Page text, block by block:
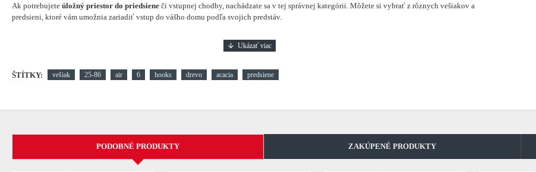
Ak potrebujete úložný priestor do priedsiene či vstupnej chodby, nachádzate sa v tej správnej kategórii. Môžete si vybrať z rôznych vešiakov a
predsieni, ktoré vám umožnia zariadiť vstup do vášho domu podľa svojich predstáv.
ŠTÍTKY: vešiak 25-86 air 6 hooks drevo acacia predsiene
PODOBNÉ PRODUKTY ZAKÚPENÉ PRODUKTY